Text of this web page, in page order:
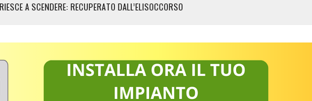
A SCENDERE: RECUPERATO DALL’ELISOCCORSO
I TEMPORALI MA NON BASTA